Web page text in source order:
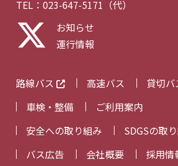
TEL：023-647-5171（代）
お知らせ
運行情報
路線バス 高速バス
貸切バ
車検・整備
ご利用案内
安全への取り組み
SDGSの取
バス広告
会社概要 採用情